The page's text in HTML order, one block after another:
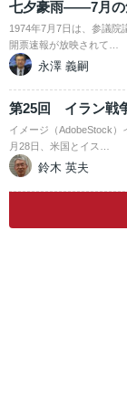
七夕豪雨――7月
1974年7月7日は、参議院
開票速報が放映されて…
永澤 義嗣
第25回 イラン戦
イメージ（AdobeStock
月28日、米国とイス…
鈴木 英夫